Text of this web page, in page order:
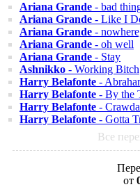
Ariana Grande - bad
Ariana Grande - Like I
Ariana Grande -
Ariana Grande - oh well
Ariana Grande - Stay
Ashnikko - Working Bitch
Harry Belafonte -
Harry Belafonte - By the
Harry Belafonte -
Harry Belafonte - Gotta
Все
от